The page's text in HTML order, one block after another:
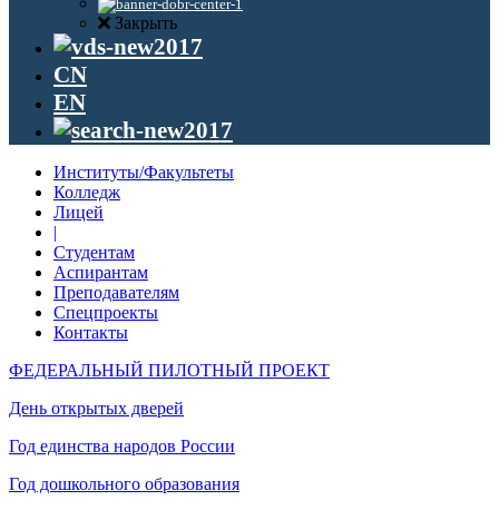
Закрыть
CN
EN
Институты/Факультеты
Колледж
Лицей
|
Студентам
Аспирантам
Преподавателям
Спецпроекты
Контакты
ФЕДЕРАЛЬНЫЙ ПИЛОТНЫЙ ПРОЕКТ
День открытых дверей
Год единства народов России
Год дошкольного образования